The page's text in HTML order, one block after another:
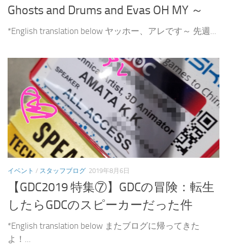
Ghosts and Drums and Evas OH MY ～
*English translation below ヤッホー、アレです～ 先週...
イベント / スタッフブログ 2019年8月6日
【GDC2019 特集⑦】GDCの冒険：転生
したらGDCのスピーカーだった件
*English translation below またブログに帰ってきた
よ！...